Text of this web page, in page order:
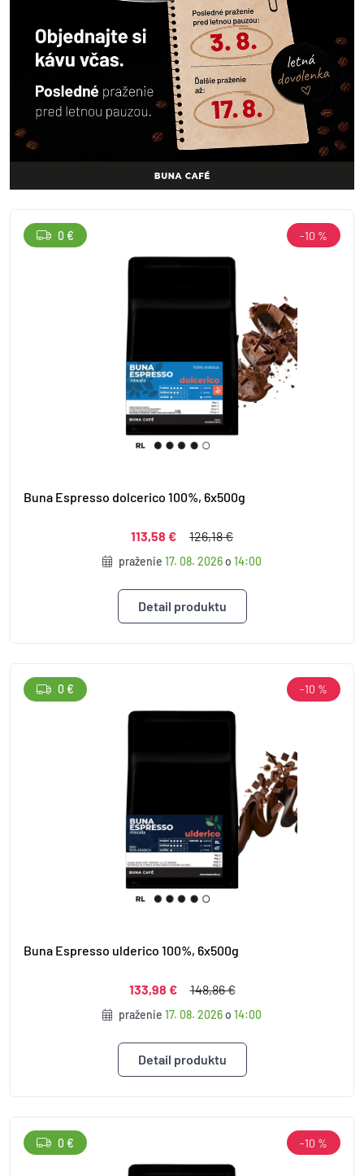
Buna Espresso dolcerico 100%, 6x500g
113,58 € 126,18 €
praženie 17. 08. 2026o 14:00
Detail produktu
0 € -10 %
Buna Espresso ulderico 100%, 6x500g
133,98 € 148,86 €
praženie 17. 08. 2026o 14:00
Detail produktu
0 € -10 %
0 € -10 %